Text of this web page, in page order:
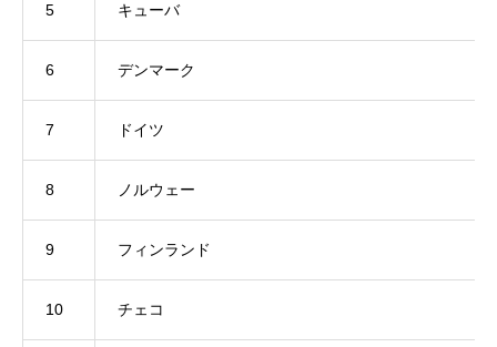
5 キューバ
6 デンマーク
7 ドイツ
8 ノルウェー
9 フィンランド
10 チェコ